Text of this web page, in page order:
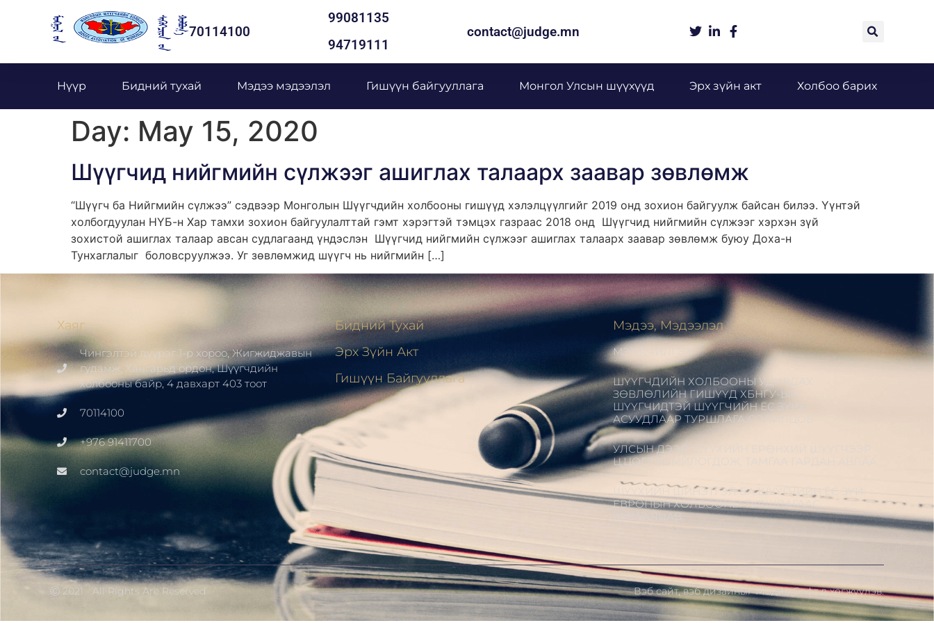
70114100
99081135
94719111
contact@judge.mn
Нүүр Бидний тухай Мэдээ мэдээлэл Гишүүн байгууллага Монгол Улсын шүүхүүд Эрх зүйн акт Холбоо барих
Day: May 15, 2020
Шүүгчид нийгмийн сүлжээг ашиглах талаарх заавар зөвлөмж
“Шүүгч ба Нийгмийн сүлжээ” сэдвээр Монголын Шүүгчдийн холбооны гишүүд хэлэлцүүлгийг 2019 онд зохион байгуулж байсан билээ. Үүнтэй
холбогдуулан НҮБ-н Хар тамхи зохион байгуулалттай гэмт хэрэгтэй тэмцэх газраас 2018 онд Шүүгчид нийгмийн сүлжээг хэрхэн зүй
зохистой ашиглах талаар авсан судлагаанд үндэслэн Шүүгчид нийгмийн сүлжээг ашиглах талаарх заавар зөвлөмж буюу Доха-н
Тунхаглалыг боловсруулжээ. Уг зөвлөмжид шүүгч нь нийгмийн […]
Хаяг
Чингэлтэй дүүрэг 1-р хороо, Жигжиджавын
гудамж, Хангарьд ордон, Шүүгчдийн
холбооны байр, 4 давхарт 403 тоот
70114100
+976 91411700
contact@judge.mn
Бидний Тухай
Эрх Зүйн Акт
Гишүүн Байгууллага
Мэдээ, Мэдээлэл
МЭНДЧИЛГЭЭ
ШҮҮГЧДИЙН ХОЛБООНЫ УДИРДАХ
ЗӨВЛӨЛИЙН ГИШҮҮД ХБНГУ-ЫН
ШҮҮГЧИДТЭЙ ШҮҮГЧИЙН ЁС ЗҮЙН
АСУУДЛААР ТУРШЛАГА СОЛИЛЦОВ
УЛСЫН ДЭЭД ШҮҮХИЙН ЕРӨНХИЙ ШҮҮГЧЭЭР
Ц.ЦОГТ ТОМИЛОГДОЖ, ТАМГАА ГАРДАН АВЛАА
ШҮҮХИЙН ШИНЭТГЭЛ БА ШҮҮГЧИЙН ЁС ЗҮЙ:
ЕВРОПЫН ХОЛБООНЫ ТУРШЛАГААС
ХУВААЛЦАВ
Ⓒ 2021 - All Rights Are Reserved Вэб сайт,вэб дизайныгМодив Софтд хөгжүүлэв.